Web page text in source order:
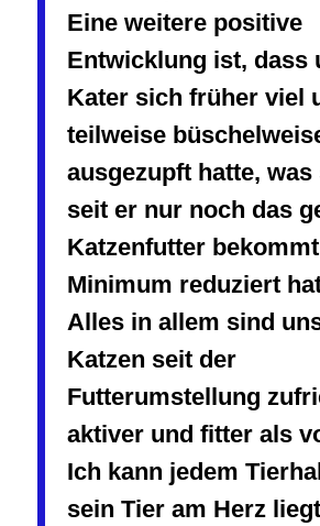
Eine weitere positive
Entwicklung ist, dass
Kater sich früher viel
teilweise
ausgezupft hatte, was
seit er nur noch das
Katzenfutter
Minimum reduziert
Alles in allem sind
Katzen seit der
Futterumstellung
aktiver und fitter als
Ich kann jedem
sein Tier am Herz